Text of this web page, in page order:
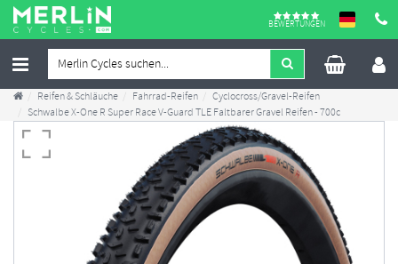
BEWERTUNGEN
Reifen & Schläuche Fahrrad-Reifen
Cyclocross/Gravel-Reifen
Schwalbe X-One R Super Race V-Guard TLE Faltbarer Gravel Reifen - 700c